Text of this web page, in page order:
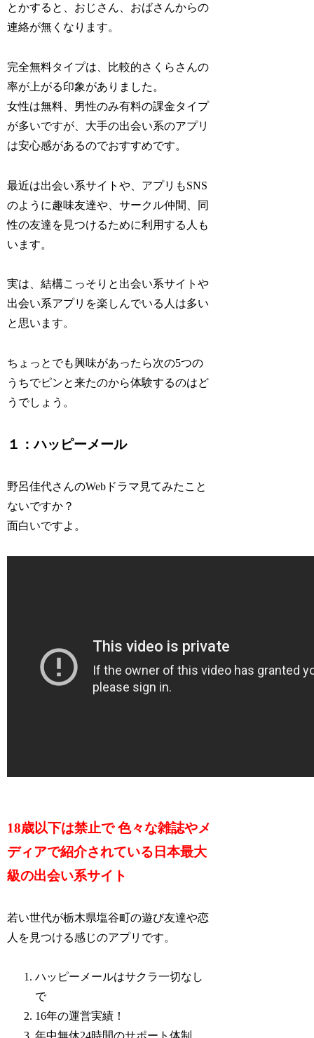
とかすると、おじさん、おばさんからの
連絡が無くなります。
完全無料タイプは、比較的さくらさんの
率が上がる印象がありました。
女性は無料、男性のみ有料の課金タイプ
が多いですが、大手の出会い系のアプリ
は安心感があるのでおすすめです。
最近は出会い系サイトや、アプリもSNS
のように趣味友達や、サークル仲間、同
性の友達を見つけるために利用する人も
います。
実は、結構こっそりと出会い系サイトや
出会い系アプリを楽しんでいる人は多い
と思います。
ちょっとでも興味があったら次の5つの
うちでピンと来たのから体験するのはど
うでしょう。
１：ハッピーメール
野呂佳代さんのWebドラマ見てみたこと
ないですか？
面白いですよ。
18歳以下は禁止で 色々な雑誌やメ
ディアで紹介されている日本最大
級の出会い系サイト
若い世代が栃木県塩谷町の遊び友達や恋
人を見つける感じのアプリです。
ハッピーメールはサクラ一切なし
で
16年の運営実績！